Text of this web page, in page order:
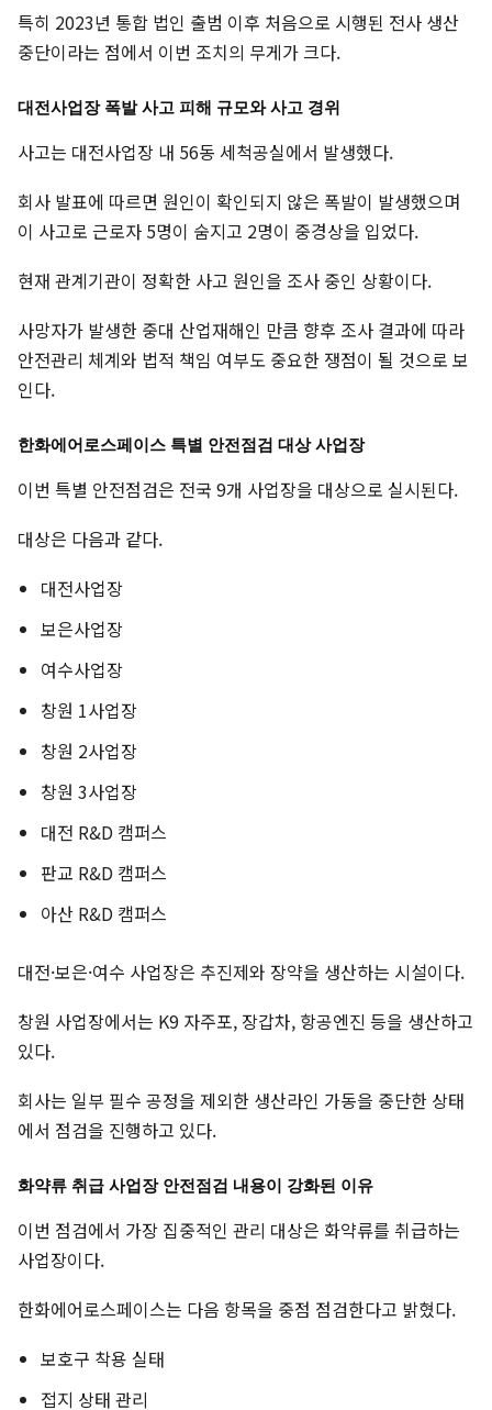
특히 2023년 통합 법인 출범 이후 처음으로 시행된 전사 생산
중단이라는 점에서 이번 조치의 무게가 크다.
대전사업장 폭발 사고 피해 규모와 사고 경위
사고는 대전사업장 내 56동 세척공실에서 발생했다.
회사 발표에 따르면 원인이 확인되지 않은 폭발이 발생했으며
이 사고로 근로자 5명이 숨지고 2명이 중경상을 입었다.
현재 관계기관이 정확한 사고 원인을 조사 중인 상황이다.
사망자가 발생한 중대 산업재해인 만큼 향후 조사 결과에 따라
안전관리 체계와 법적 책임 여부도 중요한 쟁점이 될 것으로 보
인다.
한화에어로스페이스 특별 안전점검 대상 사업장
이번 특별 안전점검은 전국 9개 사업장을 대상으로 실시된다.
대상은 다음과 같다.
대전사업장
보은사업장
여수사업장
창원 1사업장
창원 2사업장
창원 3사업장
대전 R&D 캠퍼스
판교 R&D 캠퍼스
아산 R&D 캠퍼스
대전·보은·여수 사업장은 추진제와 장약을 생산하는 시설이다.
창원 사업장에서는 K9 자주포, 장갑차, 항공엔진 등을 생산하고
있다.
회사는 일부 필수 공정을 제외한 생산라인 가동을 중단한 상태
에서 점검을 진행하고 있다.
화약류 취급 사업장 안전점검 내용이 강화된 이유
이번 점검에서 가장 집중적인 관리 대상은 화약류를 취급하는
사업장이다.
한화에어로스페이스는 다음 항목을 중점 점검한다고 밝혔다.
보호구 착용 실태
접지 상태 관리